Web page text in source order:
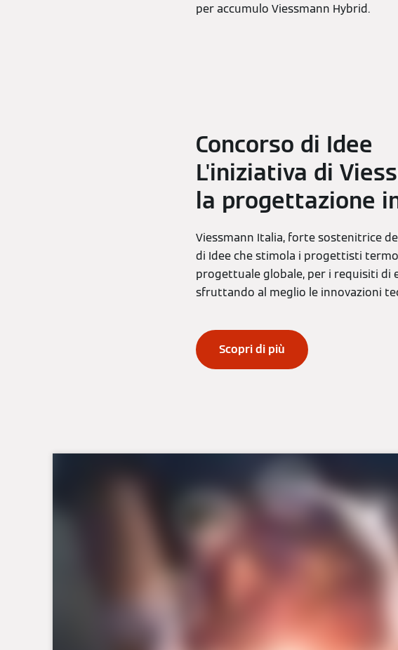
per accumulo Viessmann Hybrid.
Concorso di Idee
L'iniziativa di
la progettazione
Viessmann Italia, forte sostenitrice
di Idee che stimola i progettisti
progettuale globale, per i requisiti di
sfruttando al meglio le innovazioni
Scopri di più